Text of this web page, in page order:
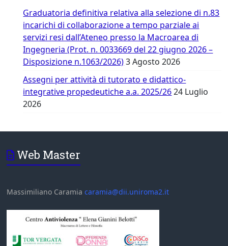
Graduatoria definitiva relativa alla selezione di n.83
incarichi di collaborazione a tempo parziale ai
servizi resi dall’Ateneo presso la Macroarea di
Ingegneria (Prot. n. 0033669 del 22 giugno 2026 –
Disposizione n.1063/2026) 3 Agosto 2026
Assegni per attività di tutorato e didattico-
integrative propedeutiche a.a. 2025/26 24 Luglio
2026
Web Master
Massimiliano Caramiacaramia@dii.uniroma2.it